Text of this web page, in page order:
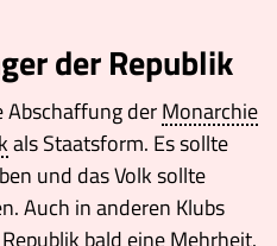
der Republik
Abschaffung derMonarchie
als Staatsform. Es sollte
und das Volk sollte
Auch in anderen Klubs
bald eine Mehrheit.